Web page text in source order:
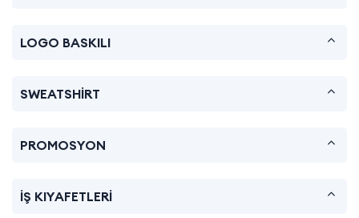
LOGO BASKILI
SWEATSHİRT
PROMOSYON
İŞ KIYAFETLERİ